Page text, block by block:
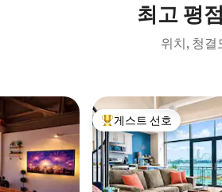
최고 평
위치, 청결
상위 게스트 선호
게스트 선호